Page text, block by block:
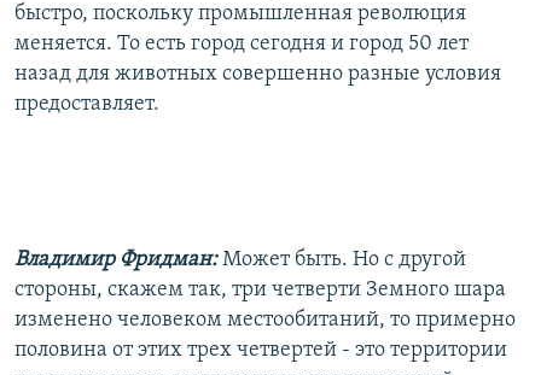
быстро, поскольку промышленная революция
меняется. То есть город сегодня и город 50 лет
назад для животных совершенно разные условия
предоставляет.
Владимир Фридман: Может быть. Но с другой
стороны, скажем так, три четверти Земного шара
изменено человеком местообитаний, то примерно
половина от этих трех четвертей - это территории